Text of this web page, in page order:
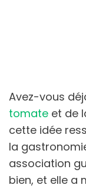
Avez-vous
tomate et de
cette idée
la
association
bien, et elle a